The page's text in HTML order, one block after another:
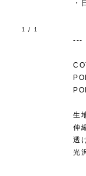
1 / 1
・
---
生
伸
透
光